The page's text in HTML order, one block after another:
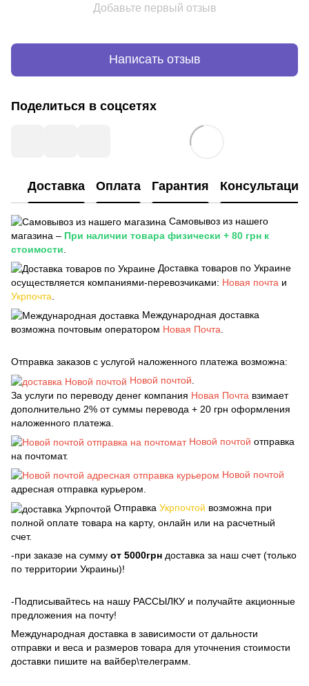
Добавьте первый отзыв
Написать отзыв
Поделиться в соцсетях
Доставка Оплата Гарантия Консультация
Самовывоз из нашего
магазина – При наличии товара физически + 80 грн к
стоимости
Доставка товаров по Украине
осуществляется компаниями-перевозчиками: Новая почта и
Укрпочта
Международная доставка
возможна почтовым оператором Новая Почта.
Отправка заказов с услугой наложенного платежа возможна:
Новой почтой.
За услуги по переводу денег компания Новая Почта взимает
дополнительно 2% от суммы перевода + 20 грн оформления
наложенного платежа.
Новой почтой отправка
на почтомат.
Новой почтой
адресная отправка курьером.
Отправка Укрпочтой возможна при
полной оплате товара на карту, онлайн или на расчетный
счет.
-при заказе на сумму от 5000грн доставка за наш счет (только
по территории Украины)!
-Подписывайтесь на нашу РАССЫЛКУ и получайте акционные
предложения на почту!
Международная доставка в зависимости от дальности
отправки и веса и размеров товара для уточнения стоимости
доставки пишите на вайбер\телеграмм.